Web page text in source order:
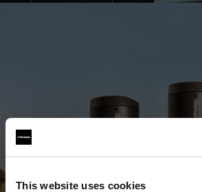
This website uses cookies